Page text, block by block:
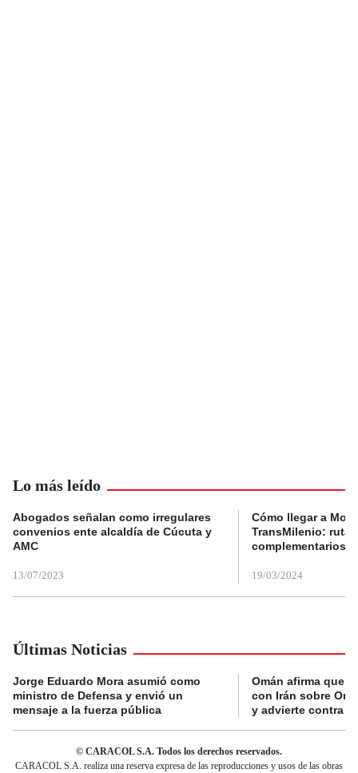
Lo más leído
Abogados señalan como irregulares
convenios ente alcaldía de Cúcuta y
AMC
13/07/2023
Cómo llegar a
TransMilenio:
complementarios
19/03/2024
Últimas Noticias
Jorge Eduardo Mora asumió como
ministro de Defensa y envió un
mensaje a la fuerza pública
Omán afirma que
con Irán sobre
y advierte contra
© CARACOL S.A. Todos los derechos reservados.
CARACOL S.A. realiza una reserva expresa de las reproducciones y usos de las obras